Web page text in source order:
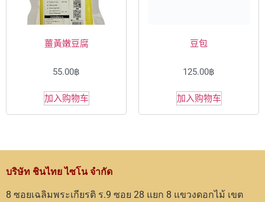
薑黃嫩豆腐
55.00฿
加入购物车
豆包
125.00฿
加入购物车
บริษัท ชินไทย ไซโน จำกัด
8 ซอยเฉลิมพระเกียรติ ร.9 ซอย 28 แยก 8 แขวงดอกไม้ เขต